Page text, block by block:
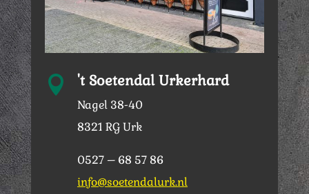
 't Soetendal Urkerhard
Nagel 38-40
8321 RG Urk
0527 – 68 57 86
info@soetendalurk.nl